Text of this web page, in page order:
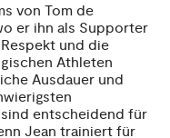
von Tom de
er ihn als Supporter
und die
Athleten
Ausdauer und
entscheidend für
Jean trainiert für